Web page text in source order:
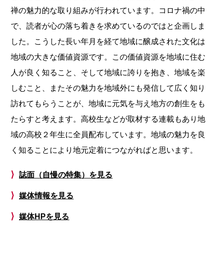
禅の魅力的な取り組みが行われています。コロナ禍の中
で、読者が心の落ち着きを求めているのではと企画しま
した。こうした長い年月を経て地域に醸成された文化は
地域の大きな価値資源です。この価値資源を地域に住む
人が良く知ること、そして地域に誇りを抱き、地域を楽
しむこと、またその魅力を地域外にも発信して広く知り
訪れてもらうことが、地域に元気を与え地方の創生をも
たらすと考えます。高校生などが取材する連載もあり地
域の高校２年生に全員配布しています。地域の魅力を良
く知ることにより地元定着につながればと思います。
⟩ 誌面（自慢の特集）を見る
⟩ 媒体情報を見る
⟩ 媒体HPを見る